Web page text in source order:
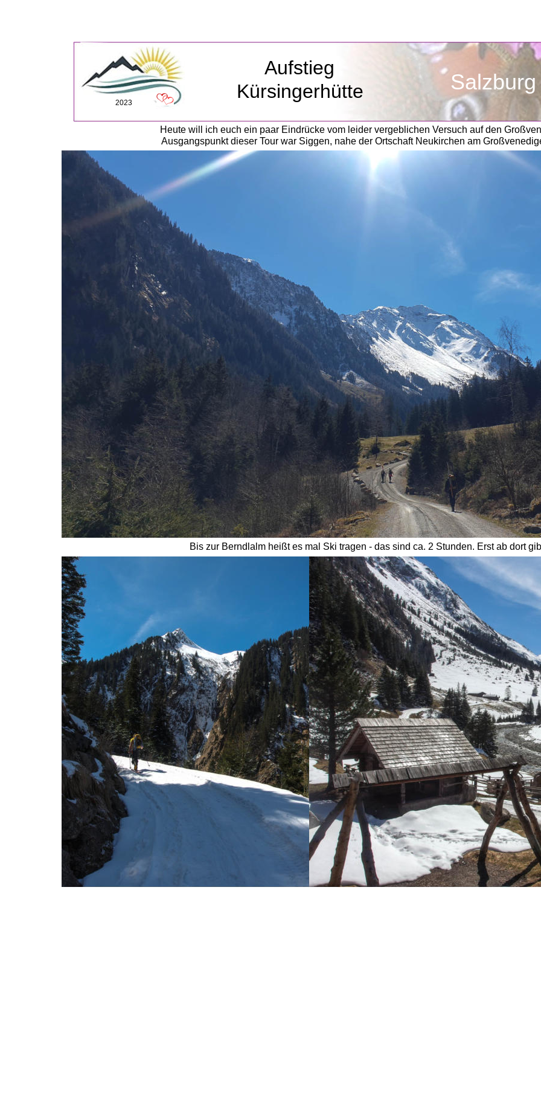
Heute will ich euch ein paar Eindrücke vom leider vergeblichen Versuch auf den
Ausgangspunkt dieser Tour war Siggen, nahe der Ortschaft Neukirchen am
Salzburg
2023
Aufstieg
Kürsingerhütte
Bis zur Berndlalm heißt es mal Ski tragen - das sind ca. 2 Stunden. Erst ab dort